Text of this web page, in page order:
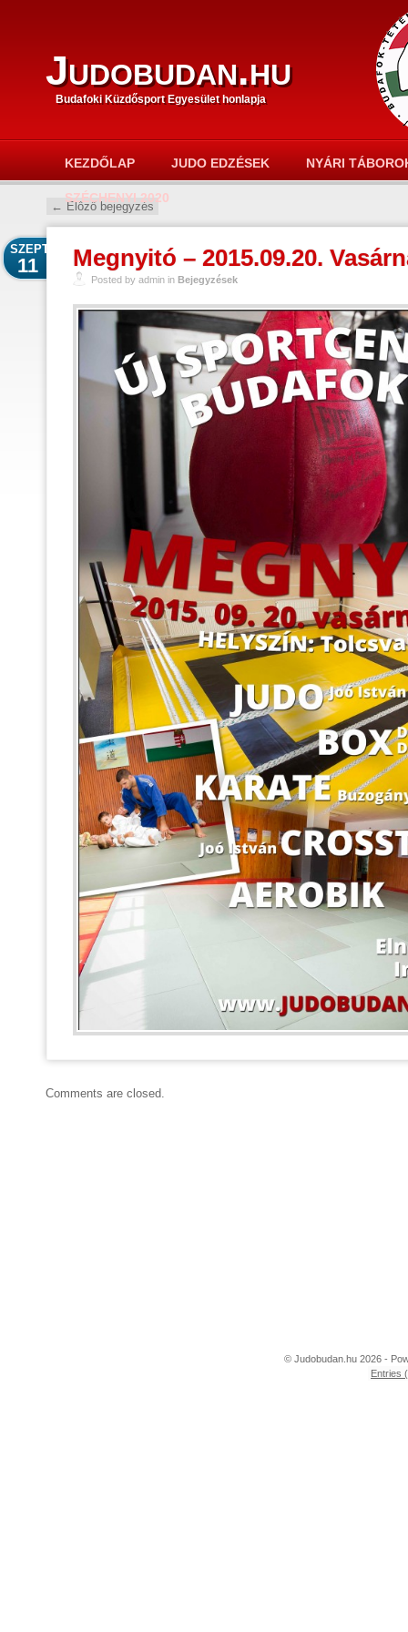
Judobudan.hu
Budafoki Küzdősport Egyesület honlapja
KEZDŐLAP JUDO EDZÉSEK NYÁRI
SZÉCHENYI 2020
← Előző bejegyzés
Megnyitó – 2015.09.20.
SZEPT
11
Posted by admin in Bejegyzések
Comments are closed.
© Judobudan.hu 2026 -
Entries